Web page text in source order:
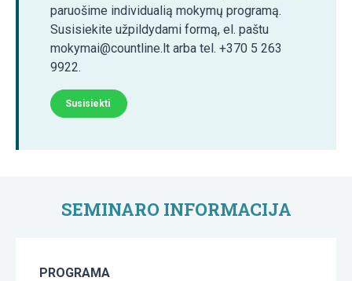
paruošime individualią mokymų programą.
Susisiekite užpildydami formą, el. paštu
mokymai@countline.lt arba tel. +370 5 263
9922.
Susisiekti
SEMINARO INFORMACIJA
PROGRAMA